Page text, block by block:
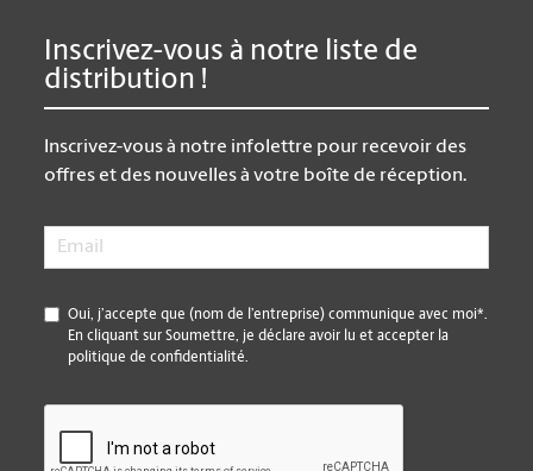
Inscrivez-vous à notre liste de
distribution !
Inscrivez-vous à notre infolettre pour recevoir des
offres et des nouvelles à votre boîte de réception.
Email
*
Oui, j’accepte que (nom de l’entreprise) communique avec moi*.
En cliquant sur Soumettre, je déclare avoir lu et accepter la
politique de confidentialité.